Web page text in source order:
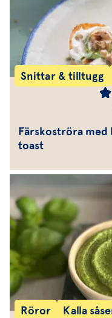
Snittar & tilltugg
Färskoströra med
toast
Röror Kalla